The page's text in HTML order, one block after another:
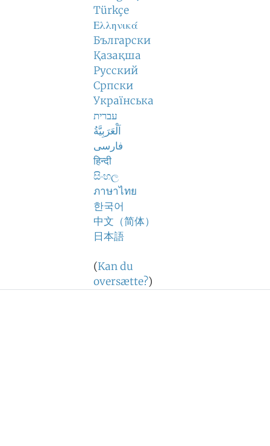
Türkçe
Ελληνικά
Български
Қазақша
Русский
Српски
Українська
עברית
اَلْعَرَبِيَّةُ
فارسی
हिन्दी
සිංහල
ภาษาไทย
한국어
中文（简体）
日本語
(Kan du
oversætte?)